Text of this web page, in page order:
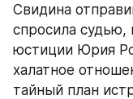
Свидина
спросила
юстиции Юрия
халатное
тайный план